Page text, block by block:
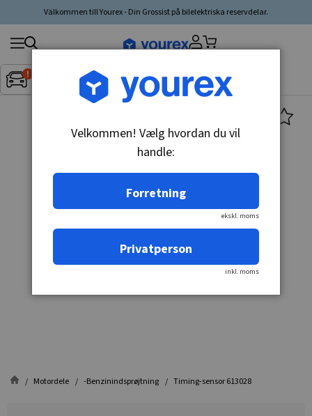
Välkommen till Yourex - Din Grossist på bilelektriska reservdelar.
Inget fordon valt▼
Søg
produkt,
producent,
Motordele -Benzinindsprøjtning Timing-sensor 613028
Velkommen! Vælg hvordan du vil
handle:
Forretning
ekskl. moms
Privatperson
inkl. moms